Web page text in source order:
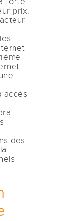
forte
prix.
des